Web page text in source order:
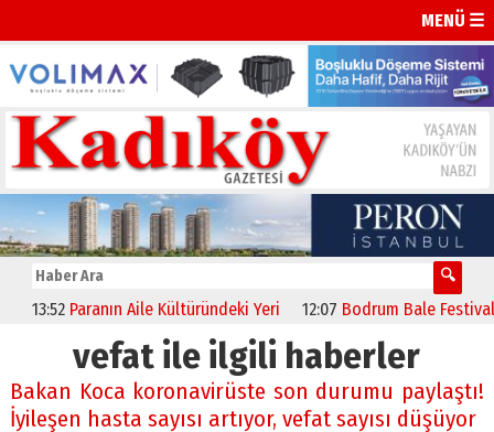
MENÜ ☰
13:52 Paranın Aile Kültüründeki Yeri 12:07 Bodrum Bale Festivali,
vefat ile ilgili haberler
Bakan Koca koronavirüste son durumu paylaştı!
İyileşen hasta sayısı artıyor, vefat sayısı düşüyor